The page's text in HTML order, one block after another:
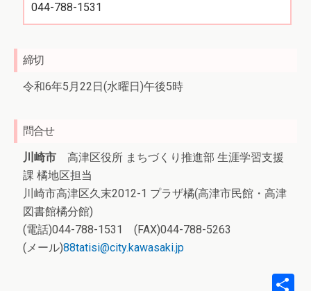
044-788-1531
締切
令和6年5月22日(水曜日)午後5時
問合せ
川崎市 高津区役所 まちづくり推進部 生涯学習支援
課 橘地区担当
川崎市高津区久末2012-1 プラザ橘(高津市民館・高津
図書館橘分館)
(電話)044-788-1531 (FAX)044-788-5263
(メール)88tatisi@city.kawasaki.jp